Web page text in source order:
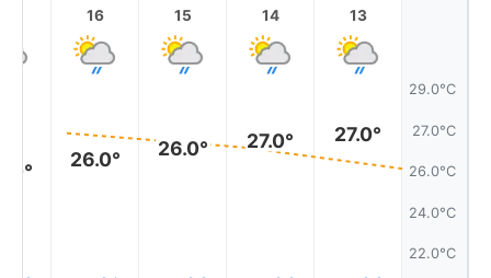
29.0°C
27.0°C
26.0°C
24.0°C
22.0°C
13
27.0°
14
27.0°
15
26.0°
16
26.0°